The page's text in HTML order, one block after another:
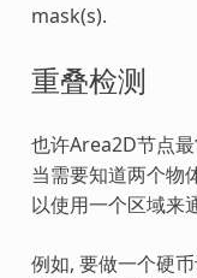
mask(s).
重叠检测
也许Area2D节点
当需要知道两个物
以使用一个区域来
例如, 要做一个硬